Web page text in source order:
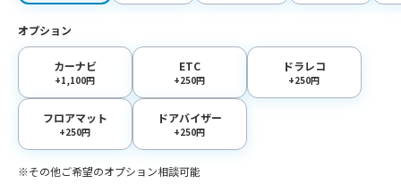
オプション
カーナビ
+1,100円
ETC
+250円
ドラレコ
+250円
フロアマット
+250円
ドアバイザー
+250円
※その他ご希望のオプション相談可能